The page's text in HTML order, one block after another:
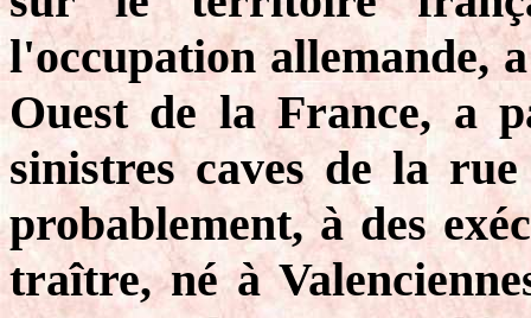
l'occupation allemande,
Ouest de la France, a
sinistres caves de la
probablement, à des
traître, né à